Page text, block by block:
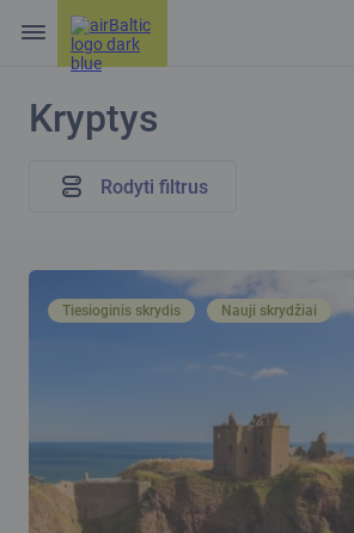
Kryptys
Rodyti filtrus
Tiesioginis skrydis Nauji skrydžiai